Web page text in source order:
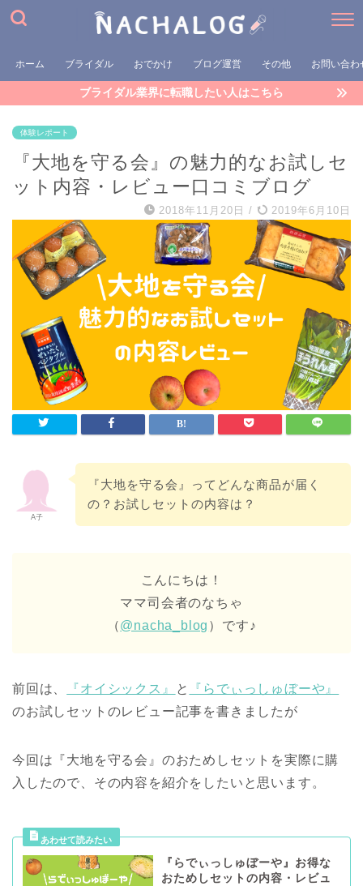
ホーム ブライダル おでかけ ブログ運営 その他 お問い合わ
ブライダル業界に転職したい人はこちら
体験レポート
『大地を守る会』の魅力的なお試しセ
ット内容・レビュー口コミブログ
2018年11月20日 / 2019年6月10日
A子
『大地を守る会』ってどんな商品が届く
の？お試しセットの内容は？
こんにちは！
ママ司会者のなちゃ
（@nacha_blog ）です♪
前回は、 『オイシックス』 と
『らでぃっしゅぼーや』
のお試しセットのレビュー記事を書きましたが
今回は『大地を守る会』のおためしセットを実際に購
入したので、その内容を紹介をしたいと思います。
『らでぃっしゅぼーや』お得な
おためしセットの内容・レビュ